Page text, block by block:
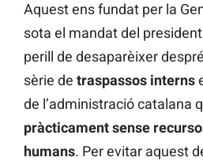
Aquest ens fundat per la
sota el mandat del president
perill de desaparèixer
sèrie de traspassos interns
de l’administració catalana
pràcticamentsense
humans. Per evitar aquest